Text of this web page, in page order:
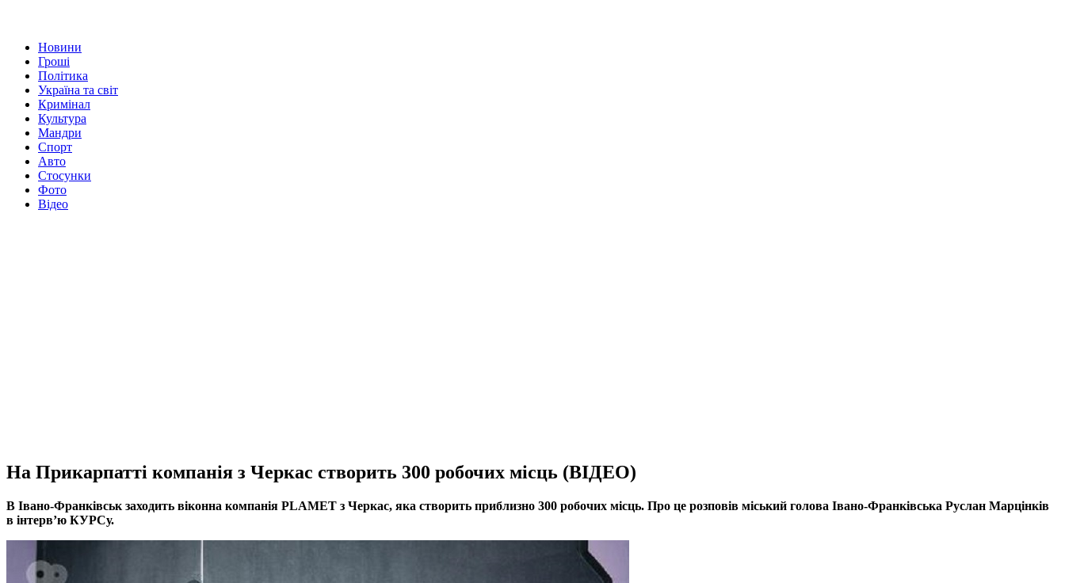
Новини
Гроші
Політика
Україна та світ
Кримінал
Культура
Мандри
Спорт
Авто
Стосунки
Фото
Відео
На Прикарпатті компанія з Черкас створить 300 робочих місць (ВІДЕО)
В Івано-Франківськ заходить віконна компанія PLAMET з Черкас, яка створить приблизно 300 робочих місць. Про це розповів міський голова Івано-Франківська Руслан Марцінків
в інтерв’ю КУРСу.